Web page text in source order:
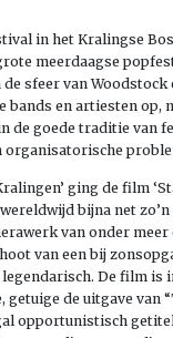
in het Kralingse Bos
meerdaagse
sfeer van
bands en artiesten op,
de goede traditie van
organisatorische
ging de film
bijna net
van onder meer
van een bij
De film is
getuige de uitgave van
opportunistisch